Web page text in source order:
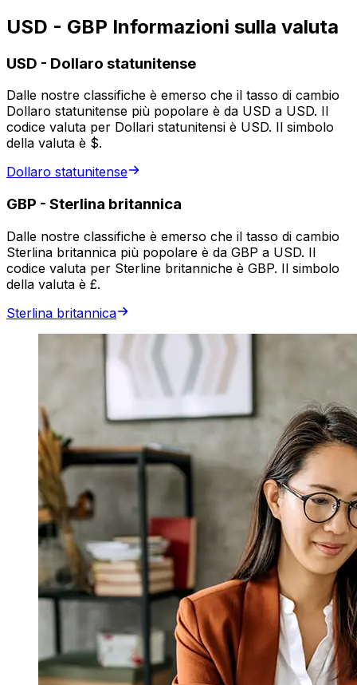
USD - GBP Informazioni sulla valuta
USD - Dollaro statunitense
Dalle nostre classifiche è emerso che il tasso di cambio
Dollaro statunitense più popolare è da USD a USD. Il
codice valuta per Dollari statunitensi è USD. Il simbolo
della valuta è $.
Dollaro statunitense
GBP - Sterlina britannica
Dalle nostre classifiche è emerso che il tasso di cambio
Sterlina britannica più popolare è da GBP a USD. Il
codice valuta per Sterline britanniche è GBP. Il simbolo
della valuta è £.
Sterlina britannica